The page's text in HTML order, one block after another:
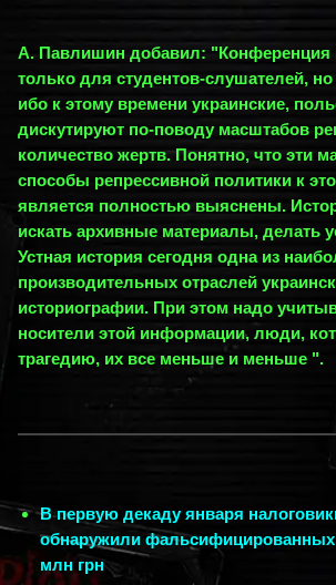
А. Павлишин добавил: "Конференция
только для студентов-слушателей,
ибо к этому времени украинские,
дискутируют по-поводу масштабов
количество жертв. Понятно, что эти
способы репрессивной политики к
является полностью выяснены.
искать архивные материалы, делать
Устная история сегодня одна из
производительных отраслей
историографии. При этом надо
носители этой информации, люди,
трагедию, их все меньше и меньше ".
В первую декаду января
обнаружили фальсифицированных
млн грн